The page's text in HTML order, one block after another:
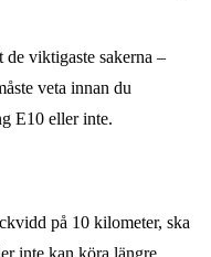
viktigaste sakerna –
veta innan du
E10 eller inte.
på 10 kilometer, ska
inte kan köra längre.